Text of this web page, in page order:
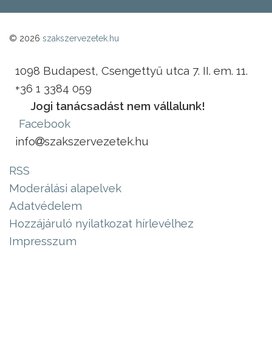
© 2026 szakszervezetek.hu
1098 Budapest, Csengettyű utca 7. II. em. 11.
+36 1 3384 059
Jogi tanácsadást nem vállalunk!
Facebook
info
szakszervezetek.hu
RSS
Moderálási alapelvek
Adatvédelem
Hozzájáruló nyilatkozat hírlevélhez
Impresszum